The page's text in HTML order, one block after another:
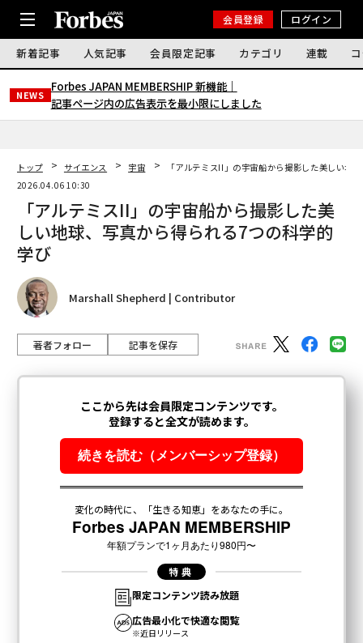
会員登録 ログイン
新着記事 人気記事 会員限定記事 カテゴリ 連載
NEWS
Forbes JAPAN MEMBERSHIP 新機能｜
記事ページ内の広告表示を最小限にしました
トップ サイエンス 宇宙
「アルテミスII」の宇宙船から撮影した美しい地
2026.04.06 10:30
「アルテミスII」の宇宙船から撮影した美
しい地球、写真から得られる7つの科学的
学び
Marshall Shepherd | Contributor
著者フォロー 記事を保存